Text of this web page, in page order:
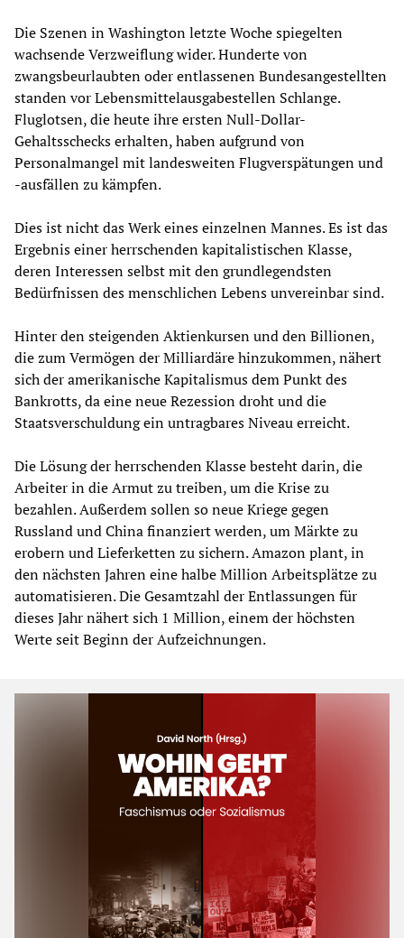
Die Szenen in Washington letzte Woche spiegelten
wachsende Verzweiflung wider. Hunderte von
zwangsbeurlaubten oder entlassenen Bundesangestellten
standen vor Lebensmittelausgabestellen Schlange.
Fluglotsen, die heute ihre ersten Null-Dollar-
Gehaltsschecks erhalten, haben aufgrund von
Personalmangel mit landesweiten Flugverspätungen und
-ausfällen zu kämpfen.
Dies ist nicht das Werk eines einzelnen Mannes. Es ist das
Ergebnis einer herrschenden kapitalistischen Klasse,
deren Interessen selbst mit den grundlegendsten
Bedürfnissen des menschlichen Lebens unvereinbar sind.
Hinter den steigenden Aktienkursen und den Billionen,
die zum Vermögen der Milliardäre hinzukommen, nähert
sich der amerikanische Kapitalismus dem Punkt des
Bankrotts, da eine neue Rezession droht und die
Staatsverschuldung ein untragbares Niveau erreicht.
Die Lösung der herrschenden Klasse besteht darin, die
Arbeiter in die Armut zu treiben, um die Krise zu
bezahlen. Außerdem sollen so neue Kriege gegen
Russland und China finanziert werden, um Märkte zu
erobern und Lieferketten zu sichern. Amazon plant, in
den nächsten Jahren eine halbe Million Arbeitsplätze zu
automatisieren. Die Gesamtzahl der Entlassungen für
dieses Jahr nähert sich 1 Million, einem der höchsten
Werte seit Beginn der Aufzeichnungen.